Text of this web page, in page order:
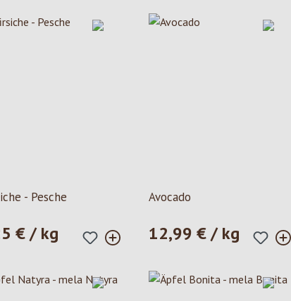
- Pesche
normale:
€ / kg
Avocado
Prezzo normale:
12,99 € / kg